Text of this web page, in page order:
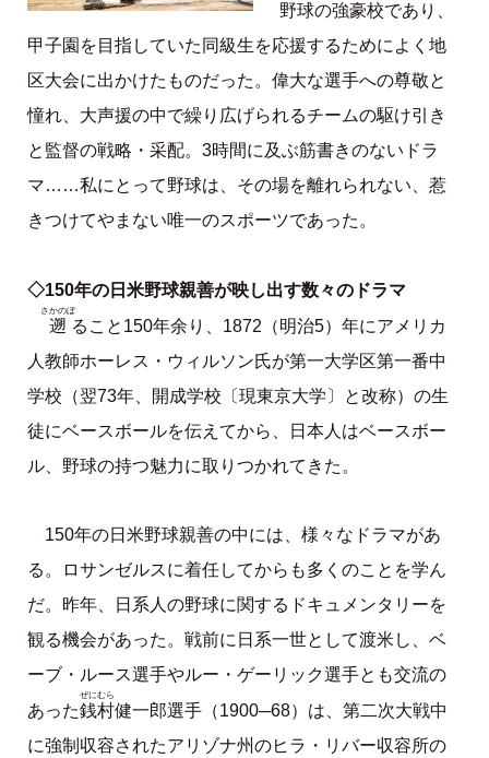
野球の強豪校であり、
甲子園を目指していた同級生を応援するためによく地
区大会に出かけたものだった。偉大な選手への尊敬と
憧れ、大声援の中で繰り広げられるチームの駆け引き
と監督の戦略・采配。3時間に及ぶ筋書きのないドラ
マ……私にとって野球は、その場を離れられない、惹
きつけてやまない唯一のスポーツであった。
◇150年の日米野球親善が映し出す数々のドラマ
遡
さかのぼ
ること150年余り、1872（明治5）年にアメリカ
人教師ホーレス・ウィルソン氏が第一大学区第一番中
学校（翌73年、開成学校〔現東京大学〕と改称）の生
徒にベースボールを伝えてから、日本人はベースボー
ル、野球の持つ魅力に取りつかれてきた。
150年の日米野球親善の中には、様々なドラマがあ
る。ロサンゼルスに着任してからも多くのことを学ん
だ。昨年、日系人の野球に関するドキュメンタリーを
観る機会があった。戦前に日系一世として渡米し、ベ
ーブ・ルース選手やルー・ゲーリック選手とも交流の
あった銭村
ぜにむら
健一郎選手（1900─68）は、第二次大戦中
に強制収容されたアリゾナ州のヒラ・リバー収容所の